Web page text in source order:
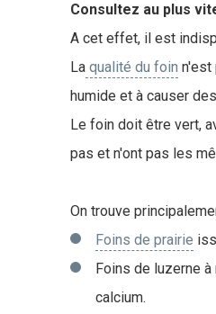
Consultez au plus
A cet effet, il est
La qualité du foin n'est
humide et à causer
Le foin doit être vert,
pas et n'ont pas les
On trouve
Foins de prairie
Foins de luzerne
calcium.